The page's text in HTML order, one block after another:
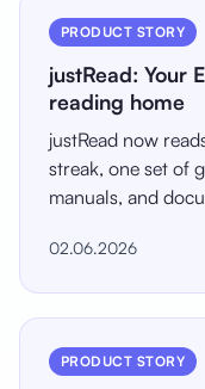
PRODUCT STORY
justRead: Your
reading home
justRead now
streak, one set of
manuals, and
02.06.2026
PRODUCT STORY